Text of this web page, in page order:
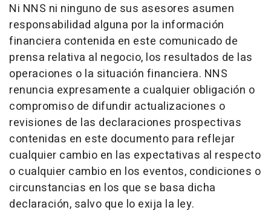
Ni NNS ni ninguno de sus asesores asumen
responsabilidad alguna por la información
financiera contenida en este comunicado de
prensa relativa al negocio, los resultados de las
operaciones o la situación financiera. NNS
renuncia expresamente a cualquier obligación o
compromiso de difundir actualizaciones o
revisiones de las declaraciones prospectivas
contenidas en este documento para reflejar
cualquier cambio en las expectativas al respecto
o cualquier cambio en los eventos, condiciones o
circunstancias en los que se basa dicha
declaración, salvo que lo exija la ley.